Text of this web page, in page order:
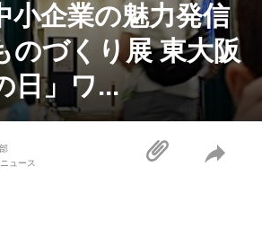
小企業の魅力発信
のづくり展 東大阪
日」ワ...
ュース